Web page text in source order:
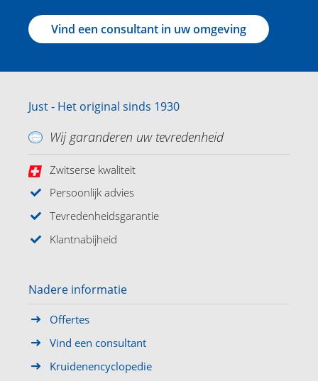
Vind een consultant in uw omgeving
Just - Het original sinds 1930
Wij garanderen uw tevredenheid
Zwitserse kwaliteit
Persoonlijk advies
Tevredenheidsgarantie
Klantnabijheid
Nadere informatie
Offertes
Vind een consultant
Kruidenencyclopedie